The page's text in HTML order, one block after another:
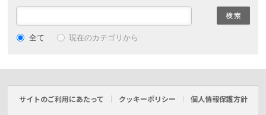
全て 現在のカテゴリから
サイトのご利用にあたって クッキーポリシー 個人情報保護方針